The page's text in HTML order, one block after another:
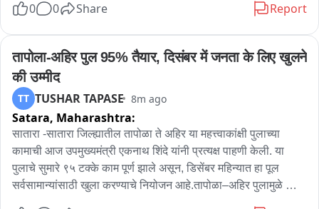
येत नाही
ऑन जरांगे अल्टिमेटम
- ते सतत अल्टिमेटम देत असतात
- महाराष्ट्र सर्व जाती धर्मांना बरोबर घेऊन जाणारं राज्य
- माणसं तोडण्यापेक्षा जोडण्याचं काम करावं
- मराठा ओबीसी वाद लावणं महाराष्ट्राच्या हिताचं नाही
ऑन जरांगे आमदार पाडण्याचा इशारा
- जरांगे यांनी कुठल्यातरी मतदारसंघातून उभं रहावं
- विधीमंडळात आल्यावर सिस्टिम समजेल
असलेल्या पोलिसांना माहिती मिळताच बोरी अडगाव ते वाडेगावदरम्यान
गाय पोलिसांच्या हाती लागली मात्र चोरट्यांनी तिथून पळ काढला...दरम्यान
या अज्ञात चोरट्याविरुद्ध गुन्हा दाखल करण्यात आला असून पुढील तपास
पोलिस करत आहेत.
0 0 Share Report
तापोला-अहिर पुल 95% तैयार, दिसंबर में जनता के लिए खुलने
की उम्मीद
TT TUSHAR TAPASE 8m ago
Satara, Maharashtra:
सातारा -सातारा जिल्ह्यातील तापोळा ते अहिर या महत्त्वाकांक्षी पुलाच्या
कामाची आज उपमुख्यमंत्री एकनाथ शिंदे यांनी प्रत्यक्ष पाहणी केली. या
पुलाचे सुमारे ९५ टक्के काम पूर्ण झाले असून, डिसेंबर महिन्यात हा पूल
सर्वसामान्यांसाठी खुला करण्याचे नियोजन आहे.तापोळा–अहिर पुलामुळे